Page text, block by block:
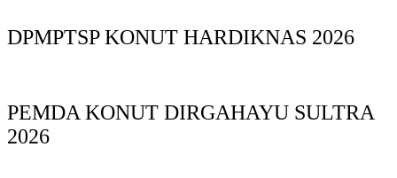
DPMPTSP KONUT HARDIKNAS 2026
PEMDA KONUT DIRGAHAYU SULTRA
2026